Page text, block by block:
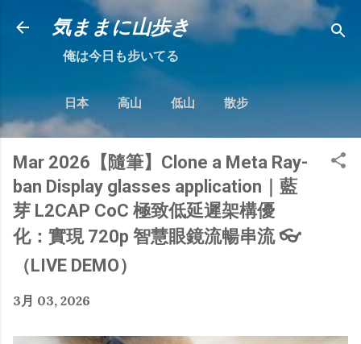
跳到主要內容
気ままに山歩き
俺は今日も步いてる
日本 高山 低山 散步
Mar 2026【隨筆】Clone a Meta Ray-
ban Display glasses application｜藍
芽 L2CAP CoC 極致低延遲架構優
化：實現 720p 智慧眼鏡流暢串流 👓
（LIVE DEMO）
3月 03, 2026